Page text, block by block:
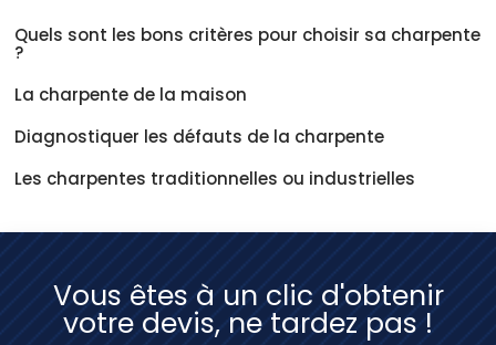
Quels sont les bons critères pour choisir sa charpente
?
La charpente de la maison
Diagnostiquer les défauts de la charpente
Les charpentes traditionnelles ou industrielles
Vous êtes à un clic d'obtenir
votre devis, ne tardez pas !